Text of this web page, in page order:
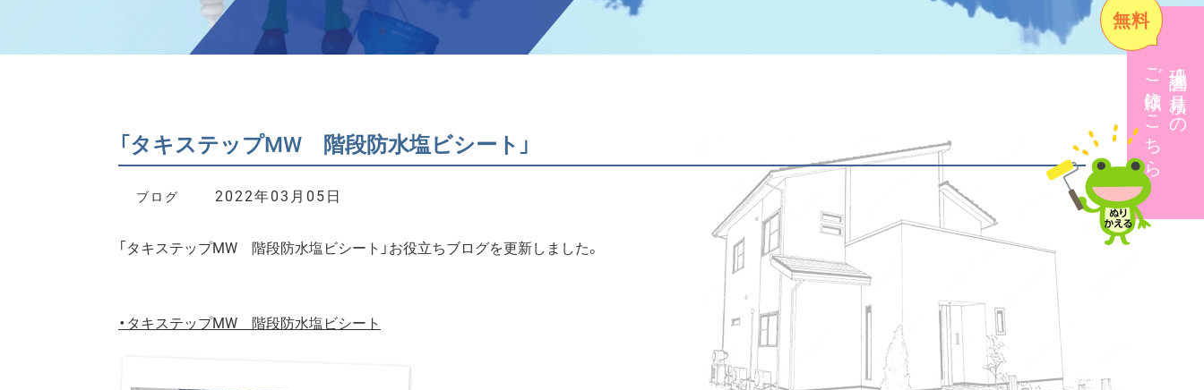
現地調査・見積りの
ご依頼はこちら
無料
「タキステップMW 階段防水塩ビシート」
ブログ 2022年03月05日
「タキステップMW 階段防水塩ビシート」お役立ちブログを更新しました。
・ タキステップMW 階段防水塩ビシート